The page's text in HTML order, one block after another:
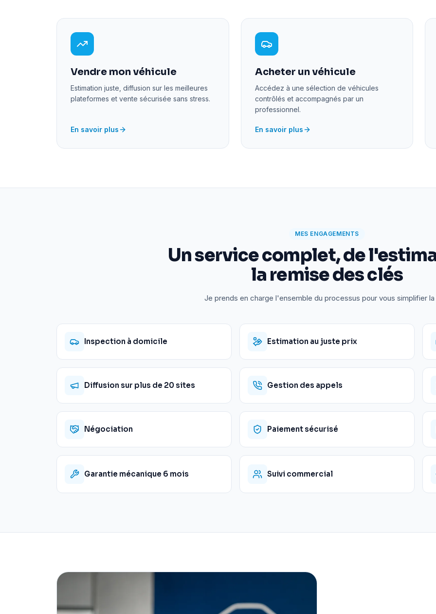
Vendre mon véhicule
Estimation juste, diffusion sur les meilleures
plateformes et vente sécurisée sans stress.
En savoir plus
Acheter un véhicule
Accédez à une sélection de véhicules
contrôlés et accompagnés par un
professionnel.
En savoir plus
MES ENGAGEMENTS
Un service complet, de
la remise des clés
Je prends en charge l'ensemble du processus pour vous simplifier la
Inspection à domicile Estimation au juste prix
Diffusion sur plus de 20 sites Gestion des appels
Négociation Paiement sécurisé
Garantie mécanique 6 mois Suivi commercial